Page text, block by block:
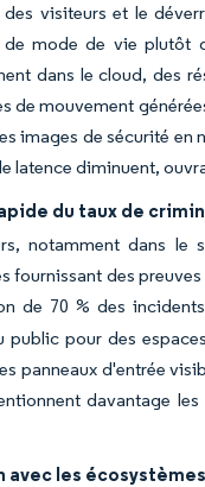
visiteurs et le
mode de vie plutôt
dans le cloud, des
de mouvement
images de sécurité
latence diminuent,
du taux de
notamment dans
fournissant des
de 70 % des
public pour des
panneaux d'entrée
davantage
avec les